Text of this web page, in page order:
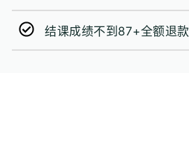
结课成绩不到87+全额退款